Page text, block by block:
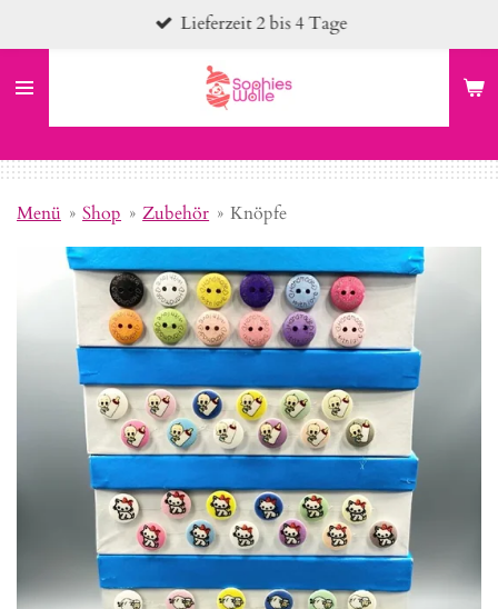
Hauptinhalt
springen
Lieferzeit 2 bis 4 Tage
Menü » Shop » Zubehör » Knöpfe